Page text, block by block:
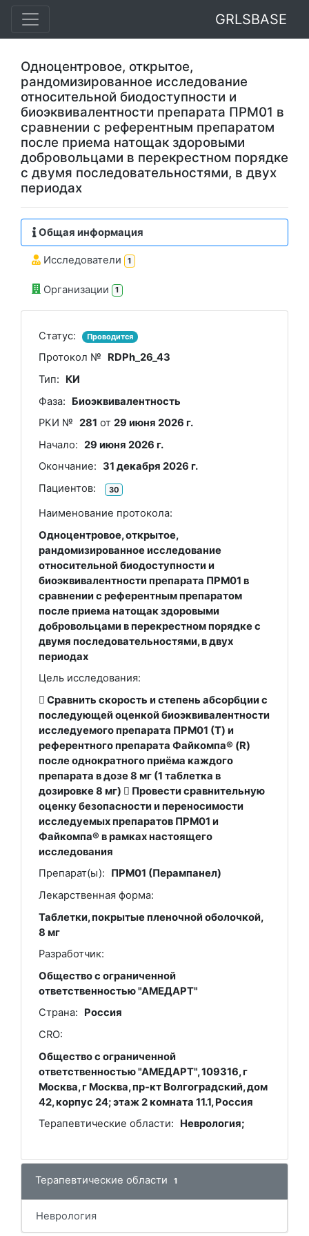
GRLSBASE
Одноцентровое, открытое,
рандомизированное исследование
относительной биодоступности и
биоэквивалентности препарата ПРМ01 в
сравнении с референтным препаратом
после приема натощак здоровыми
добровольцами в перекрестном порядке
с двумя последовательностями, в двух
периодах
Общая информация
Исследователи 1
Организации 1
Статус: Проводится
Протокол №
RDPh_26_43
Тип:
КИ
Фаза:
Биоэквивалентность
РКИ № 281 от29 июня 2026 г.
Начало: 29 июня 2026 г.
Окончание: 31 декабря 2026 г.
Пациентов:
30
Наименование протокола:
Одноцентровое, открытое,
рандомизированное исследование
относительной биодоступности и
биоэквивалентности препарата ПРМ01 в
сравнении с референтным препаратом
после приема натощак здоровыми
добровольцами в перекрестном порядке с
двумя последовательностями, в двух
периодах
Цель исследования:
 Cравнить скорость и степень абсорбции с
последующей оценкой биоэквивалентности
исследуемого препарата ПРМ01 (T) и
референтного препарата Файкомпа® (R)
после однократного приёма каждого
препарата в дозе 8 мг (1 таблетка в
дозировке 8 мг)  Провести сравнительную
оценку безопасности и переносимости
исследуемых препаратов ПРМ01 и
Файкомпа® в рамках настоящего
исследования
Препарат(ы):
ПРМ01 (Перампанел)
Лекарственная форма:
Таблетки, покрытые пленочной оболочкой,
8 мг
Разработчик:
Общество с ограниченной
ответственностью "АМЕДАРТ"
Страна:
Россия
CRO:
Общество с ограниченной
ответственностью "АМЕДАРТ", 109316, г
Москва, г Москва, пр-кт Волгоградский, дом
42, корпус 24; этаж 2 комната 11.1, Россия
Терапевтические области:
Неврология;
Терапевтические области 1
Неврология